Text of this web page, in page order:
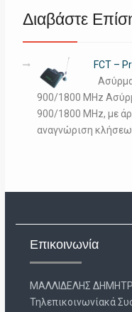
Διαβάστε
FCT –
900/1800 MHz
900/1800 MHz, με
αναγνώριση
Επικοινωνία
ΜΑΛΛΙΔΕΛΗΣ
Τηλεπικοινωνίακά